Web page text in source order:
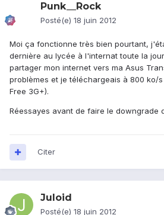
Punk__Rock
Posté(e) 18 juin 2012
Moi ça fonctionne très bien pourtant,
dernière au lycée à l'internat toute la
partager mon internet vers ma Asus
problèmes et je téléchargeais à 800 ko/
Free 3G+).
Réessayes avant de faire le downgrade
Citer
Juloid
Posté(e) 18 juin 2012